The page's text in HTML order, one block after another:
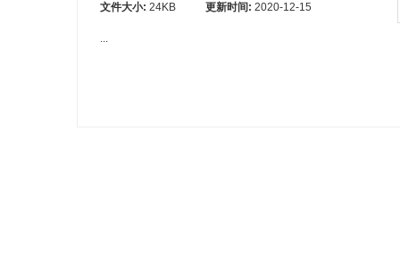
文件大小: 24KB 更新时间: 2020-12-15
...